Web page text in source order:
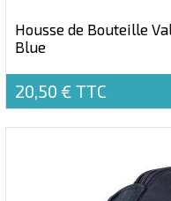
Housse de Bouteille
Blue
20,50 € TTC